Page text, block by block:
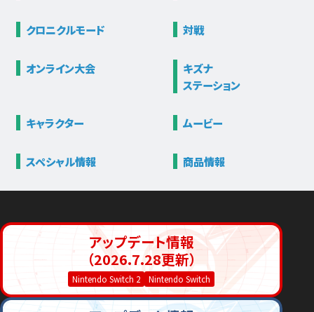
クロニクルモード 対戦
オンライン大会
キズナ
ステーション
キャラクター ムービー
スペシャル情報 商品情報
アップデート情報
（2026.7.28更新）
Nintendo Switch 2 Nintendo Switch